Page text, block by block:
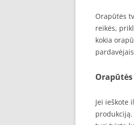
Orapūtės
reikės,
kokia
Jei ieškote